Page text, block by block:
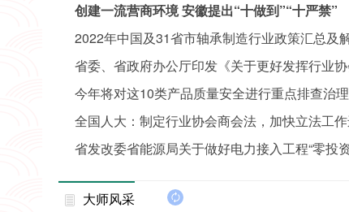
创建一流营商环境 安徽提出“十做到”“十严禁”
2022年中国及31省市轴承制造行业政策汇总及
省委、省政府办公厅印发《关于更好发挥行业协
招双引”中作用的意见》
今年将对这10类产品质量安全进行重点排查治理
全国人大：制定行业协会商会法，加快立法工
省发改委省能源局关于做好电力接入工程“零投
大师风采